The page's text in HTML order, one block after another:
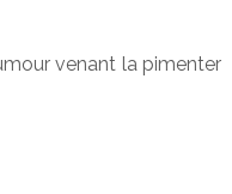
venant la pimenter